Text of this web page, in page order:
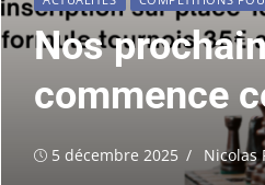
Nos
commence
Publié
5 décembre 2025 Auteur/
Nicolas